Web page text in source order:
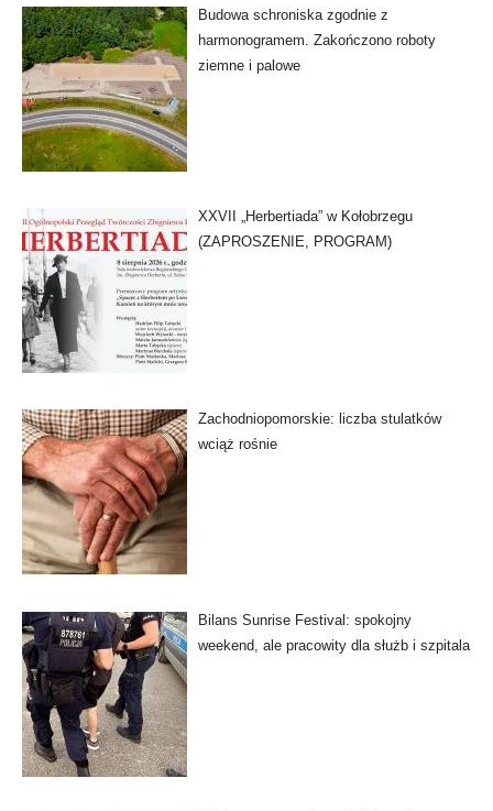
Budowa schroniska zgodnie z
harmonogramem. Zakończono roboty
ziemne i palowe
XXVII „Herbertiada” w Kołobrzegu
(ZAPROSZENIE, PROGRAM)
Zachodniopomorskie: liczba stulatków
wciąż rośnie
Bilans Sunrise Festival: spokojny
weekend, ale pracowity dla służb i szpitala